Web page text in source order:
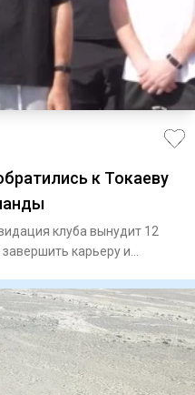
к Токаеву
клуба вынудит 12
карьеру и